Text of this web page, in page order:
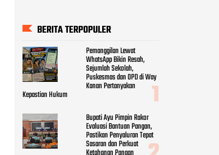
BERITA TERPOPULER
Pemanggilan Lewat
WhatsApp Bikin Resah,
Sejumlah Sekolah,
Puskesmas dan OPD di Way
Kanan Pertanyakan
Kepastian Hukum
Bupati Ayu Pimpin Rakor
Evaluasi Bantuan Pangan,
Pastikan Penyaluran Tepat
Sasaran dan Perkuat